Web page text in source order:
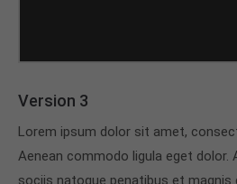
Version 3
Lorem ipsum dolor sit amet,
Aenean commodo ligula eget dolor.
sociis natoque penatibus et